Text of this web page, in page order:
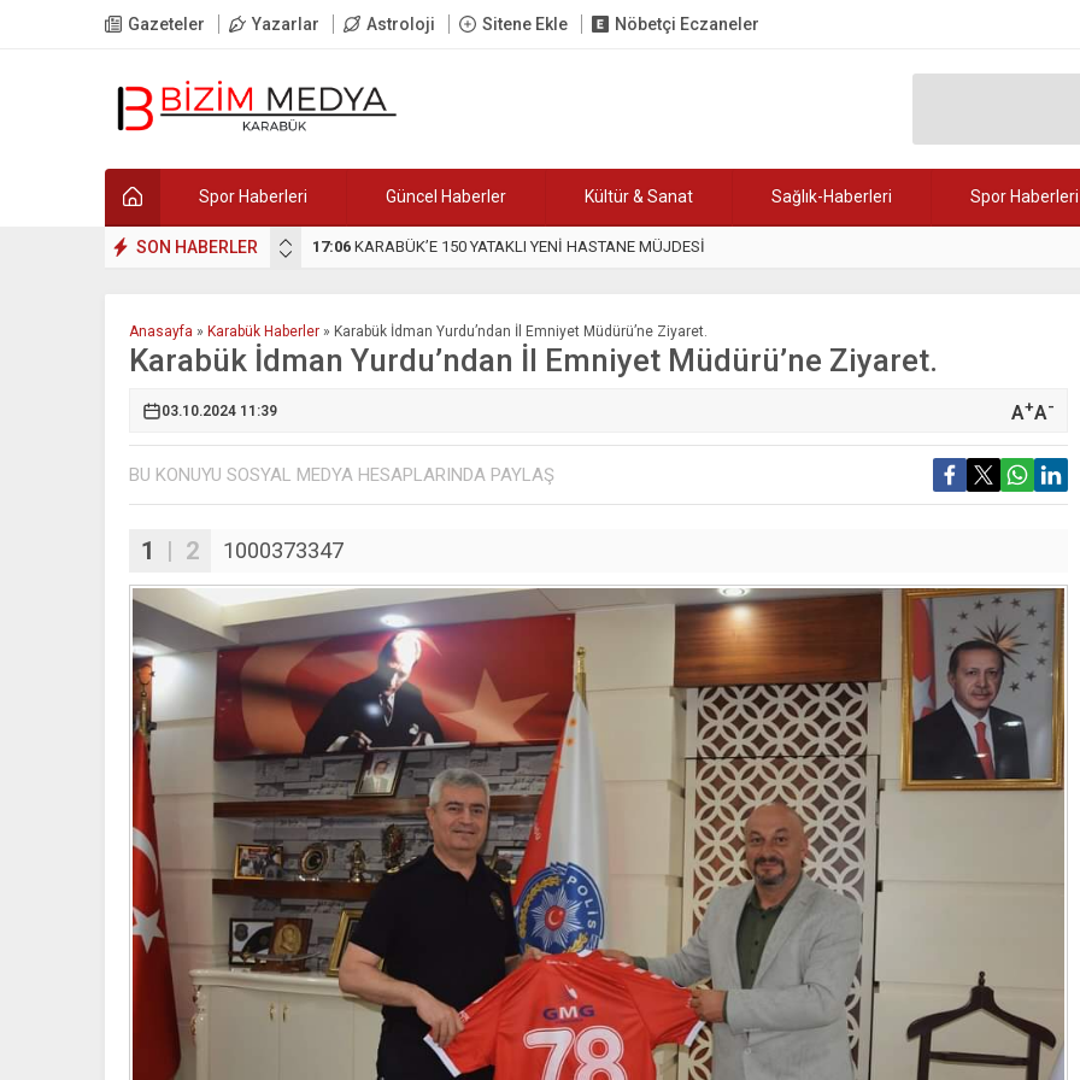
Gazeteler Yazarlar Astroloji Sitene Ekle Nöbetçi Eczaneler
Spor Haberleri Güncel Haberler Kültür & Sanat Sağlık-Haberleri Spor Haberleri
SON HABERLER
Başarı Hikâyesi: Duman Organizasyon 17:06KARABÜK’E 150 YATAKLI YENİ HASTANE MÜJDESİ
Başkanlığında
hızıyla devam
Anasayfa » Karabük Haberler » Karabük İdman Yurdu’ndan İl Emniyet Müdürü’ne Ziyaret.
Karabük İdman Yurdu’ndan İl Emniyet Müdürü’ne Ziyaret.
03.10.2024 11:39 A+A-
BU KONUYU SOSYAL MEDYA HESAPLARINDA PAYLAŞ
1 | 2 1000373347